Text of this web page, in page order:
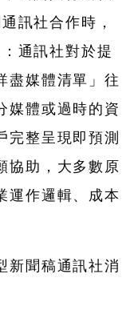
訊社合作時，
通訊社對於提
盡媒體清單」往
媒體或過時的資
完整呈現即預測
協助，大多數原
運作邏輯、成本
新聞稿通訊社消